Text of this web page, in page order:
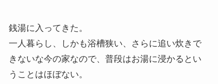
銭湯に入ってきた。
一人暮らし、しかも浴槽狭い、さらに追い炊きで
きないな今の家なので、普段はお湯に浸かるとい
うことはほぼない。